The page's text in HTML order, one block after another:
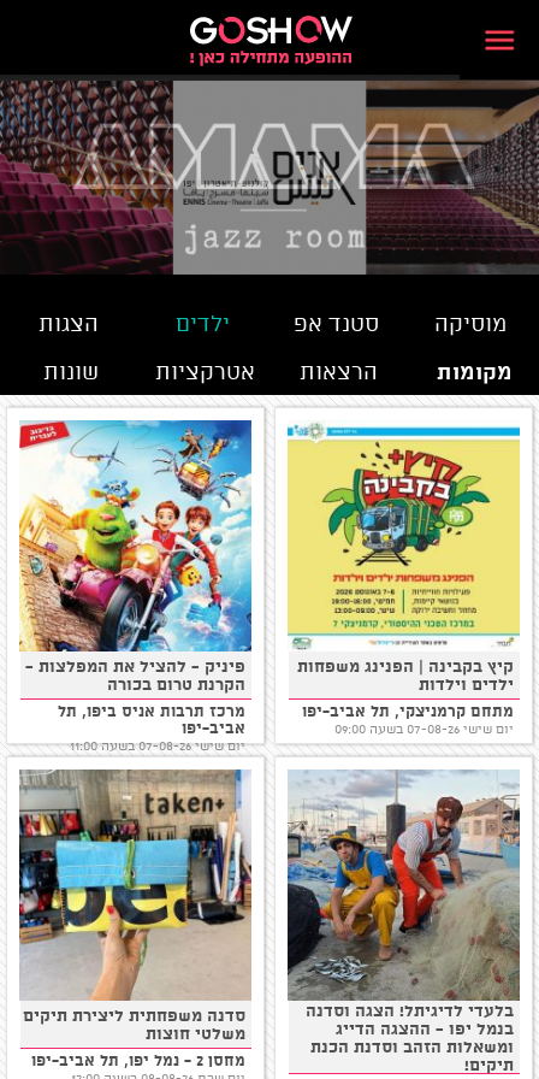
מוסיקה סטנד אפ ילדים
הצגות
הרצאות
אטרקציות שונות מקומות
קיץ בקבינה | הפנינג משפחות
ילדים וילדות
מתחם קרמניצקי, תל אביב-יפו
יום שישי 07-08-26 בשעה 09:00
פיניק - להציל את המפלצות -
הקרנת טרום בכורה
מרכז תרבות אניס ביפו, תל
אביב-יפו
יום שישי 07-08-26 בשעה 11:00
בלעדי לדיגיתל! הצגה וסדנה
בנמל יפו - ההצגה הדייג
ומשאלות הזהב וסדנת הכנת
תיקים!
סדנה משפחתית ליצירת תיקים
משלטי חוצות
מחסן 2 - נמל יפו, תל אביב-יפו